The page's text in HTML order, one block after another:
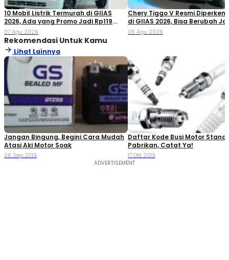
10 Mobil Listrik Termurah di GIIAS
2026, Ada yang Promo Jadi Rp119
Jutaan!
07 Agu 2026
Chery Tiggo V Resmi
di GIIAS 2026, Bisa Berubah
Double Cabin
06 Agu 2026
Rekomendasi Untuk Kamu
Lihat Lainnya
Jangan Bingung, Begini Cara Mudah
Atasi Aki Motor Soak
06 Sep 2019
Daftar Kode Busi Motor
Pabrikan, Catat Ya!
17 Okt 2019